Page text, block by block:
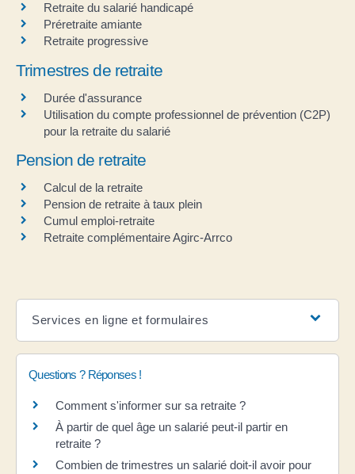
Retraite du salarié handicapé
Préretraite amiante
Retraite progressive
Trimestres de retraite
Durée d'assurance
Utilisation du compte professionnel de prévention (C2P)
pour la retraite du salarié
Pension de retraite
Calcul de la retraite
Pension de retraite à taux plein
Cumul emploi-retraite
Retraite complémentaire Agirc-Arrco
Services en ligne et formulaires
Questions ? Réponses !
Comment s'informer sur sa retraite ?
À partir de quel âge un salarié peut-il partir en
retraite ?
Combien de trimestres un salarié doit-il avoir pour